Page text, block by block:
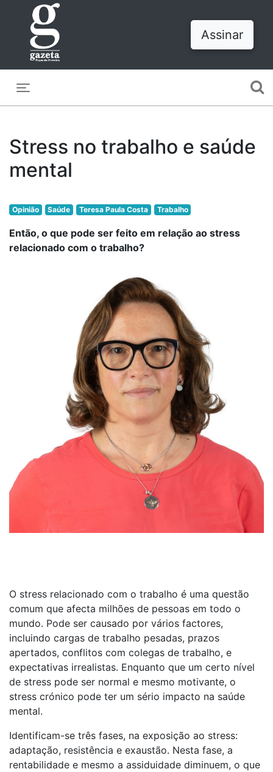
Assinar
Stress no trabalho e saúde
mental
Opinião Saúde Teresa Paula Costa Trabalho
Então, o que pode ser feito em relação ao stress
relacionado com o trabalho?
O stress relacionado com o trabalho é uma questão
comum que afecta milhões de pessoas em todo o
mundo. Pode ser causado por vários factores,
incluindo cargas de trabalho pesadas, prazos
apertados, conflitos com colegas de trabalho, e
expectativas irrealistas. Enquanto que um certo nível
de stress pode ser normal e mesmo motivante, o
stress crónico pode ter um sério impacto na saúde
mental.
Identificam-se três fases, na exposição ao stress:
adaptação, resistência e exaustão. Nesta fase, a
rentabilidade e mesmo a assiduidade diminuem, o que